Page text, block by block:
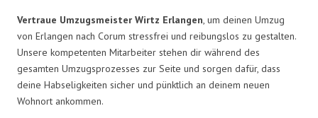
Vertraue Umzugsmeister Wirtz Erlangen, um deinen Umzug
von Erlangen nach Corum stressfrei und reibungslos zu gestalten.
Unsere kompetenten Mitarbeiter stehen dir während des
gesamten Umzugsprozesses zur Seite und sorgen dafür, dass
deine Habseligkeiten sicher und pünktlich an deinem neuen
Wohnort ankommen.